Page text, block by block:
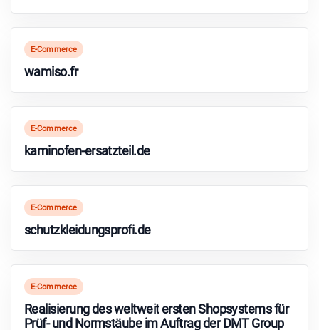
E-Commerce
wamiso.fr
E-Commerce
kaminofen-ersatzteil.de
E-Commerce
schutzkleidungsprofi.de
E-Commerce
Realisierung des weltweit ersten Shopsystems für
Prüf- und Normstäube im Auftrag der DMT Group